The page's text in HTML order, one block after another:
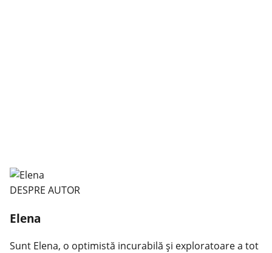
DESPRE AUTOR
Elena
Sunt Elena, o optimistă incurabilă și exploratoare a tot